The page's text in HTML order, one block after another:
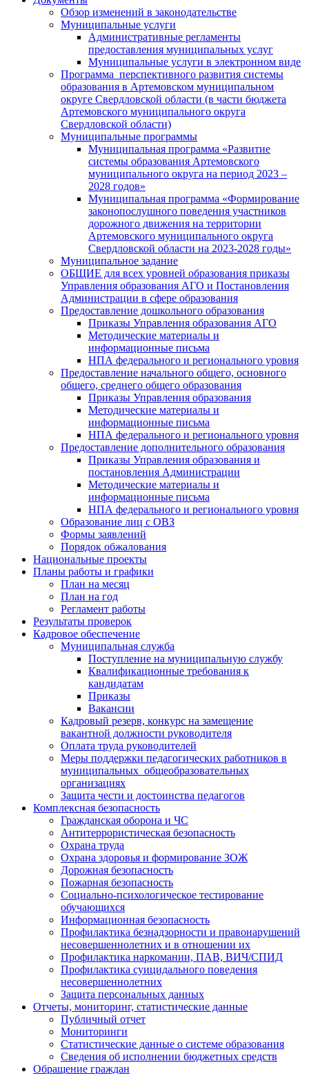
Обзор изменений в законодательстве
Муниципальные услуги
Административные регламенты
предоставления муниципальных услуг
Муниципальные услуги в электронном виде
Программа перспективного развития системы
образования в Артемовском муниципальном
округе Свердловской области (в части бюджета
Артемовского муниципального округа
Свердловской области)
Муниципальные программы
Муниципальная программа «Развитие
системы образования Артемовского
муниципального округа на период 2023 –
2028 годов»
Муниципальная программа «Формирование
законопослушного поведения участников
дорожного движения на территории
Артемовского муниципального округа
Свердловской области на 2023-2028 годы»
Муниципальное задание
ОБЩИЕ для всех уровней образования приказы
Управления образования АГО и Постановления
Администрации в сфере образования
Предоставление дошкольного образования
Приказы Управления образования АГО
Методические материалы и
информационные письма
НПА федерального и регионального уровня
Предоставление начального общего, основного
общего, среднего общего образования
Приказы Управления образования
Методические материалы и
информационные письма
НПА федерального и регионального уровня
Предоставление дополнительного образования
Приказы Управления образования и
постановления Администрации
Методические материалы и
информационные письма
НПА федерального и регионального уровня
Образование лиц с ОВЗ
Формы заявлений
Порядок обжалования
Национальные проекты
Планы работы и графики
План на месяц
План на год
Регламент работы
Результаты проверок
Кадровое обеспечение
Муниципальная служба
Поступление на муниципальную службу
Квалификационные требования к
кандидатам
Приказы
Вакансии
Кадровый резерв, конкурс на замещение
вакантной должности руководителя
Оплата труда руководителей
Меры поддержки педагогических работников в
муниципальных общеобразовательных
организациях
Защита чести и достоинства педагогов
Комплексная безопасность
Гражданская оборона и ЧС
Антитеррористическая безопасность
Охрана труда
Охрана здоровья и формирование ЗОЖ
Дорожная безопасность
Пожарная безопасность
Социально-психологическое тестирование
обучающихся
Информационная безопасность
Профилактика безнадзорности и правонарушений
несовершеннолетних и в отношении их
Профилактика наркомании, ПАВ, ВИЧ/СПИД
Профилактика суицидального поведения
несовершеннолетних
Защита персональных данных
Отчеты, мониторинг, статистические данные
Публичный отчет
Мониторинги
Статистические данные о системе образования
Сведения об исполнении бюджетных средств
Обращение граждан